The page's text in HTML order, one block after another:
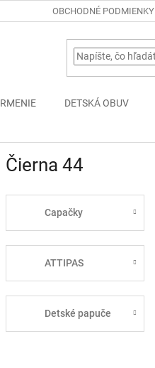
OBCHODNÉ PODMIENKY
DETSKÁ OBUV
Čierna 44
Capačky
ATTIPAS
Detské papuče